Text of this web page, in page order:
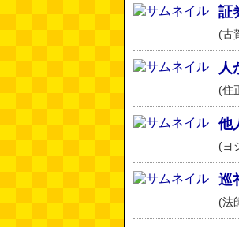
証
(古
人
(住
他
(ヨ
巡
(法